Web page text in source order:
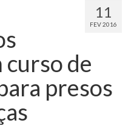
do Estado
Padrão Sindsppen
11
FEV 2016
de
presos